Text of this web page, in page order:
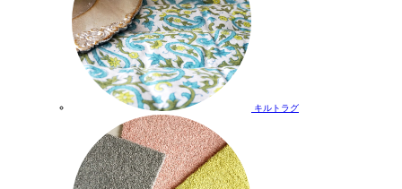
キルトラグ